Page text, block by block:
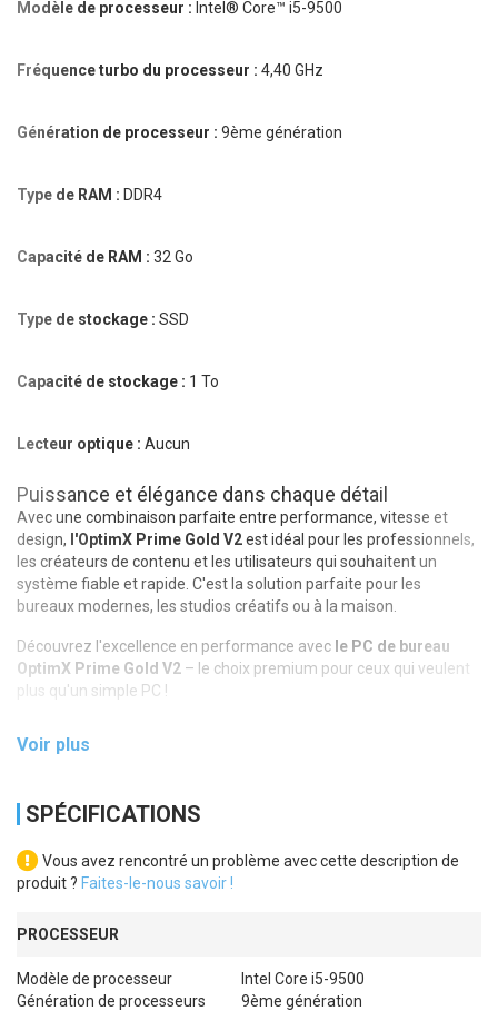
Modèle de processeur : Intel® Core™ i5-9500
Fréquence turbo du processeur : 4,40 GHz
Génération de processeur : 9ème génération
Type de RAM : DDR4
Capacité de RAM : 32 Go
Type de stockage : SSD
Capacité de stockage : 1 To
Lecteur optique : Aucun
Puissance et élégance dans chaque détail
Avec une combinaison parfaite entre performance, vitesse et
design, l'OptimX Prime Gold V2est idéal pour les professionnels,
les créateurs de contenu et les utilisateurs qui souhaitent un
système fiable et rapide. C'est la solution parfaite pour les
bureaux modernes, les studios créatifs ou à la maison.
Découvrez l'excellence en performance avec le PC de bureau
OptimX Prime Gold V2 – le choix premium pour ceux qui veulent
plus qu'un simple PC !
Voir plus
SPÉCIFICATIONS
Vous avez rencontré un problème avec cette description de
produit ? Faites-le-nous savoir !
PROCESSEUR
Modèle de processeur
Intel Core i5-9500
Génération de processeurs
9ème génération